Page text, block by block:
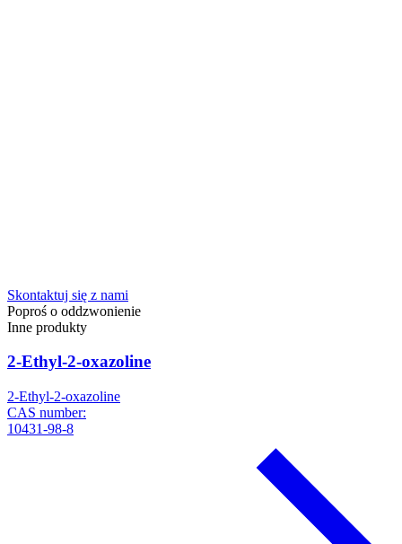
Skontaktuj się z nami
Poproś o oddzwonienie
Inne produkty
2-Ethyl-2-oxazoline
2-Ethyl-2-oxazoline
CAS number:
10431-98-8